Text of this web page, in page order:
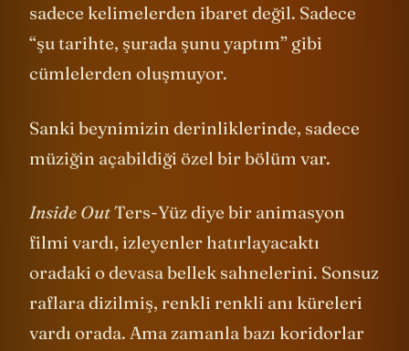
sadece kelimelerden ibaret değil. Sadece
“şu tarihte, şurada şunu yaptım” gibi
cümlelerden oluşmuyor.
Sanki beynimizin derinliklerinde, sadece
müziğin açabildiği özel bir bölüm var.
Inside OutTers-Yüz diye bir animasyon
filmi vardı, izleyenler hatırlayacaktı
oradaki o devasa bellek sahnelerini. Sonsuz
raflara dizilmiş, renkli renkli anı küreleri
vardı orada. Ama zamanla bazı koridorlar